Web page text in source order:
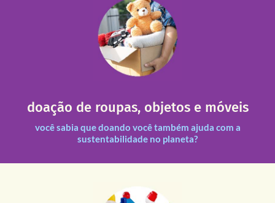
doação de roupas, objetos e móveis
você sabia que doando você também ajuda com a
sustentabilidade no planeta?
entre nossas unidades assim como outras instituições
Você pode doar esses itens na Rua Belmonte, 547 – Vila
Leopoldina – De segunda a sexta, das 8h30 às 11h30 e
das 13h30 às 17h30 (sextas até às 16h30).
fale conosco